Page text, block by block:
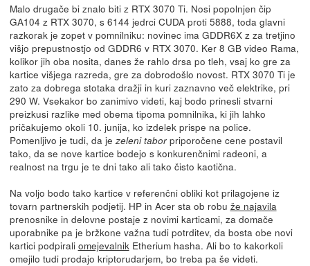
Malo drugače bi znalo biti z RTX 3070 Ti. Nosi popolnjen čip
GA104 z RTX 3070, s 6144 jedrci CUDA proti 5888, toda glavni
razkorak je zopet v pomnilniku: novinec ima GDDR6X z za tretjino
višjo prepustnostjo od GDDR6 v RTX 3070. Ker 8 GB video Rama,
kolikor jih oba nosita, danes že rahlo drsa po tleh, vsaj ko gre za
kartice višjega razreda, gre za dobrodošlo novost. RTX 3070 Ti je
zato za dobrega stotaka dražji in kuri zaznavno več elektrike, pri
290 W. Vsekakor bo zanimivo videti, kaj bodo prinesli stvarni
preizkusi razlike med obema tipoma pomnilnika, ki jih lahko
pričakujemo okoli 10. junija, ko izdelek prispe na police.
Pomenljivo je tudi, da je zeleni taborpriporočene cene postavil
tako, da se nove kartice bodejo s konkurenčnimi radeoni, a
realnost na trgu je te dni tako ali tako čisto kaotična.
Na voljo bodo tako kartice v referenčni obliki kot prilagojene iz
tovarn partnerskih podjetij. HP in Acer sta ob robu že najavila
prenosnike in delovne postaje z novimi karticami, za domače
uporabnike pa je bržkone važna tudi potrditev, da bosta obe novi
kartici podpirali omejevalnik Etherium hasha. Ali bo to kakorkoli
omejilo tudi prodajo kriptorudarjem, bo treba pa še videti.